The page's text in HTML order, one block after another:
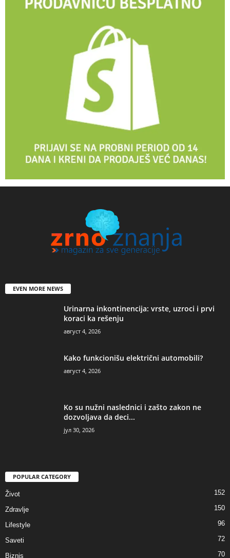
EVEN MORE NEWS
Urinarna inkontinencija: vrste, uzroci i prvi
koraci ka rešenju
август 4, 2026
Kako funkcionišu električni automobili?
август 4, 2026
Ko su nužni naslednici i zašto zakon ne
dozvoljava da deci...
јул 30, 2026
POPULAR CATEGORY
Život 152
Zdravlje 150
Lifestyle 96
Saveti 72
Biznis 70